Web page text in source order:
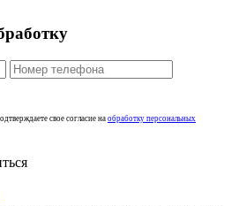
свое согласие на обработку персональных